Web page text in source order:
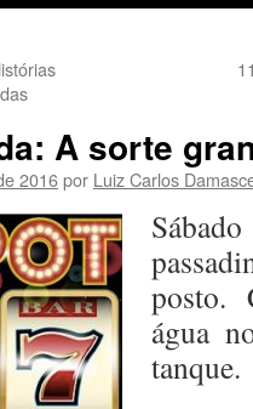
A sorte
2016por Luiz Carlos
posto.
água
tanque.